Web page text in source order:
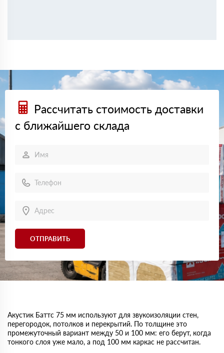
Рассчитать стоимость доставки
с ближайшего склада
ОТПРАВИТЬ
Акустик Баттс 75 мм используют для звукоизоляции стен,
перегородок, потолков и перекрытий. По толщине это
промежуточный вариант между 50 и 100 мм: его берут, когда
тонкого слоя уже мало, а под 100 мм каркас не рассчитан.